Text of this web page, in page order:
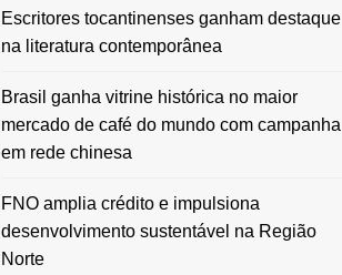
Escritores tocantinenses ganham destaque
na literatura contemporânea
Brasil ganha vitrine histórica no maior
mercado de café do mundo com campanha
em rede chinesa
FNO amplia crédito e impulsiona
desenvolvimento sustentável na Região
Norte